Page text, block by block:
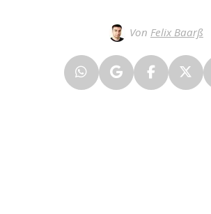
Von Felix Baarß